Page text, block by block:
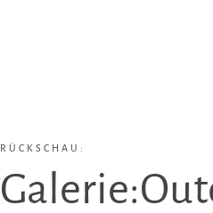
RÜCKSCHAU: